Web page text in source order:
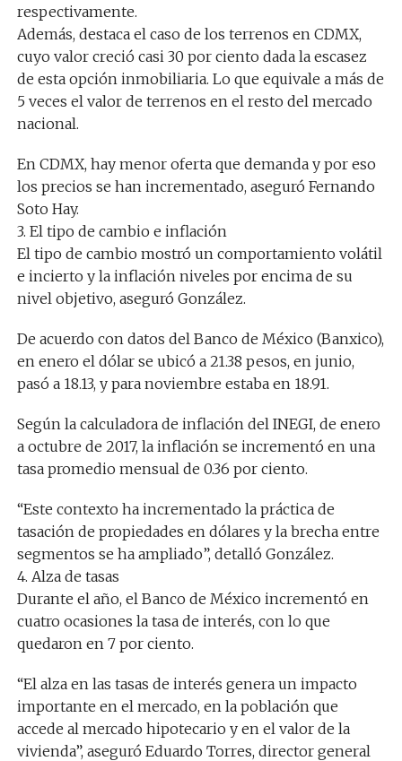
respectivamente.
Además, destaca el caso de los terrenos en CDMX,
cuyo valor creció casi 30 por ciento dada la escasez
de esta opción inmobiliaria. Lo que equivale a más de
5 veces el valor de terrenos en el resto del mercado
nacional.
En CDMX, hay menor oferta que demanda y por eso
los precios se han incrementado, aseguró Fernando
Soto Hay.
3. El tipo de cambio e inflación
El tipo de cambio mostró un comportamiento volátil
e incierto y la inflación niveles por encima de su
nivel objetivo, aseguró González.
De acuerdo con datos del Banco de México (Banxico),
en enero el dólar se ubicó a 21.38 pesos, en junio,
pasó a 18.13, y para noviembre estaba en 18.91.
Según la calculadora de inflación del INEGI, de enero
a octubre de 2017, la inflación se incrementó en una
tasa promedio mensual de 0.36 por ciento.
“Este contexto ha incrementado la práctica de
tasación de propiedades en dólares y la brecha entre
segmentos se ha ampliado”, detalló González.
4. Alza de tasas
Durante el año, el Banco de México incrementó en
cuatro ocasiones la tasa de interés, con lo que
quedaron en 7 por ciento.
“El alza en las tasas de interés genera un impacto
importante en el mercado, en la población que
accede al mercado hipotecario y en el valor de la
vivienda”, aseguró Eduardo Torres, director general